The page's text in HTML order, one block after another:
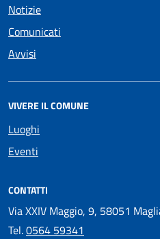
Notizie
Comunicati
Avvisi
VIVERE IL COMUNE
Luoghi
Eventi
CONTATTI
Via XXIV Maggio, 9, 58051
Tel.0564 59341